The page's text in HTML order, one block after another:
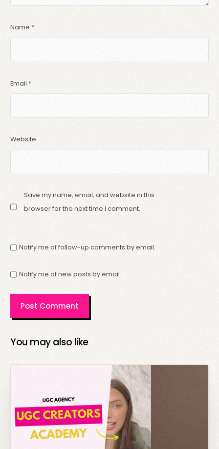
Name *
Email *
Website
Save my name, email, and website in this
browser for the next time I comment.
Notify me of follow-up comments by email.
Notify me of new posts by email.
You may also like